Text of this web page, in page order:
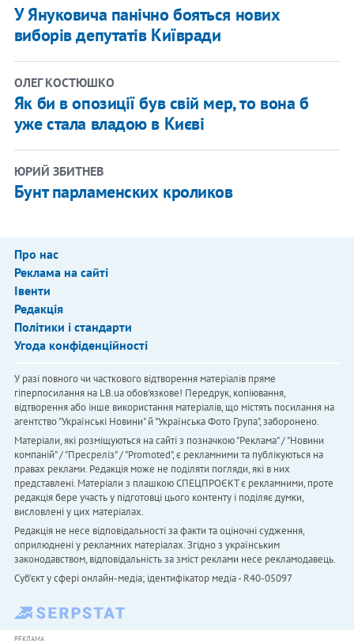
У Януковича панічно бояться нових
виборів депутатів Київради
ОЛЕГ КОСТЮШКО
Як би в опозиції був свій мер, то вона б
уже стала владою в Києві
ЮРИЙ ЗБИТНЕВ
Бунт парламенских кроликов
Про нас
Реклама на сайті
Івенти
Редакція
Політики і стандарти
Угода конфіденційності
У разі повного чи часткового відтворення матеріалів пряме
гіперпосилання на LB.ua обов'язкове! Передрук, копіювання,
відтворення або інше використання матеріалів, що містять посилання на
агентство "Українськi Новини" й "Українська Фото Група", заборонено.
Матеріали, які розміщуються на сайті з позначкою "Реклама" / "Новини
компаній" / "Пресреліз" / "Promoted", є рекламними та публікуються на
правах реклами. Редакція може не поділяти погляди, які в них
представлені. Матеріали з плашкою СПЕЦПРОЄКТ є рекламними, проте
редакція бере участь у підготовці цього контенту і поділяє думки,
висловлені у цих матеріалах.
Редакція не несе відповідальності за факти та оціночні судження,
оприлюднені у рекламних матеріалах. Згідно з українським
законодавством, відповідальність за зміст реклами несе рекламодавець.
Cуб'єкт у сфері онлайн-медіа; ідентифікатор медіа - R40-05097
РЕКЛАМА